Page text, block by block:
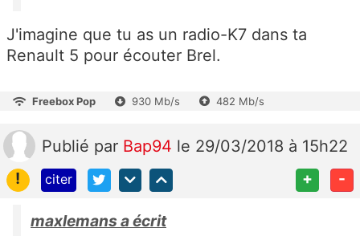
J'imagine que tu as un radio-K7 dans ta
Renault 5 pour écouter Brel.
Freebox Pop 930 Mb/s 482 Mb/s
Publié par Bap94 le 29/03/2018 à 15h22
!
citer + -
maxlemans a écrit